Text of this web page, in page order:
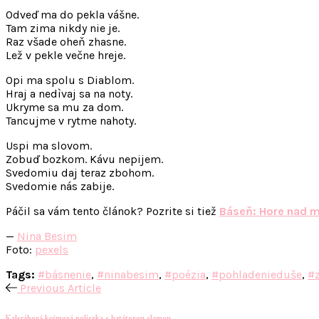
Odveď ma do pekla vášne.
Tam zima nikdy nie je.
Raz všade oheň zhasne.
Lež v pekle večne hreje.
Opi ma spolu s Diablom.
Hraj a nedìvaj sa na noty.
Ukryme sa mu za dom.
Tancujme v rytme nahoty.
Uspi ma slovom.
Zobuď bozkom. Kávu nepijem.
Svedomiu daj teraz zbohom.
Svedomie nás zabije.
Páčil sa vám tento článok? Pozrite si tiež Báseň: Hore nad
— Nina Besim
Foto: pexels
Tags: #básnenie, #ninabesim, #poézia, #pohladenieduše,
Previous Article